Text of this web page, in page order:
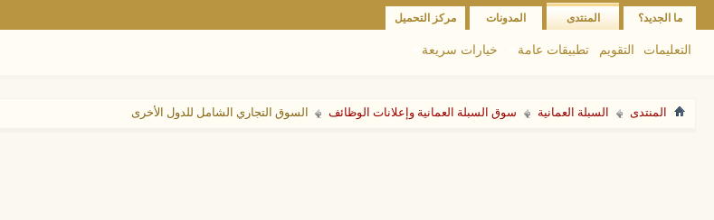
ما الجديد؟ المنتدى
التعليمات التقويم تطبيقات عامة خيارات سريعة
المدونات مركز التحميل
المنتدى السبلة العمانية سوق السبلة العمانية وإعلانات الوظائف السوق التجاري الشامل للدول الأخرى